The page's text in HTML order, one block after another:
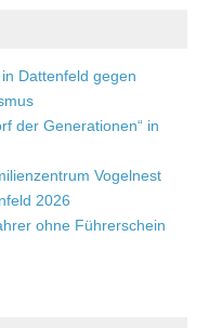
Dattenfeld gegen
der Generationen“ in
Vogelnest
2026
ohne Führerschein